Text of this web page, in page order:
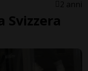
2 anni
Svizzera